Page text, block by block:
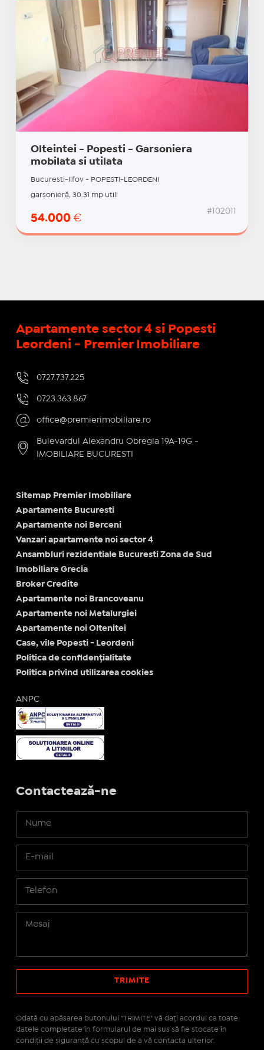
Olteintei - Popesti - Garsoniera
mobilata si utilata
Bucuresti-Ilfov - POPESTI-LEORDENI
garsonieră, 30.31 mp utili
54.000 €
#102011
Apartamente sector 4 si Popesti
Leordeni - Premier Imobiliare
0727.737.225
0723.363.867
office@premierimobiliare.ro
Bulevardul Alexandru Obregia 19A-19G -
IMOBILIARE BUCURESTI
Sitemap Premier Imobiliare
Apartamente Bucuresti
Apartamente noi Berceni
Vanzari apartamente noi sector 4
Ansambluri rezidentiale Bucuresti Zona de Sud
Imobiliare Grecia
Broker Credite
Apartamente noi Brancoveanu
Apartamente noi Metalurgiei
Apartamente noi Oltenitei
Case, vile Popesti - Leordeni
Politica de confidențialitate
Politica privind utilizarea cookies
ANPC
Contactează-ne
Odată cu apăsarea butonului "TRIMITE" vă daţi acordul ca toate
datele completate în formularul de mai sus să fie stocate în
condiţii de siguranţă cu scopul de a vă contacta ulterior.